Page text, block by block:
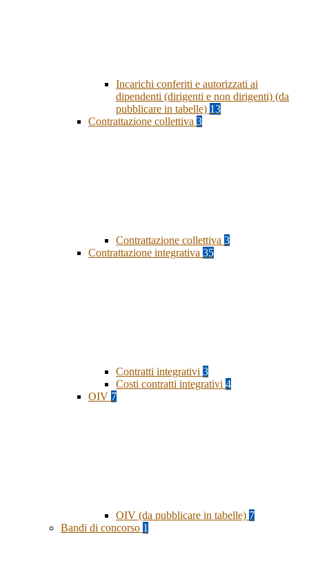
Incarichi conferiti e autorizzati ai
dipendenti (dirigenti e non dirigenti) (da
pubblicare in tabelle) 13
Contrattazione collettiva 3
Contrattazione collettiva 3
Contrattazione integrativa 35
Contratti integrativi 3
Costi contratti integrativi 4
OIV 7
OIV (da pubblicare in tabelle) 7
Bandi di concorso 1